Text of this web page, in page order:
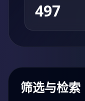
497
筛选与检索